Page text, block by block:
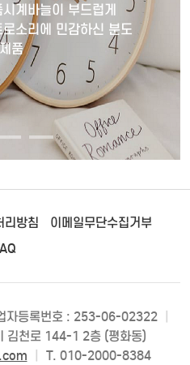
계바늘이 부드럽게
소리에 민감하신 분도
품
리방침
이메일무단수집거부
자등록번호 : 253-06-02322
김천로 144-1 2층 (평화동)
T. 010-2000-8384